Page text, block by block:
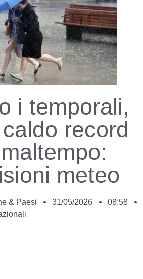
i temporali,
record
meteo
& Paesi 31/05/2026
08:58